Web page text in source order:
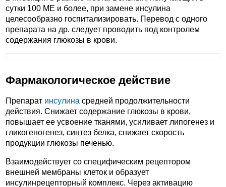
сутки 100 МЕ и более, при замене инсулина
целесообразно госпитализировать. Перевод с одного
препарата на др. следует проводить под контролем
содержания глюкозы в крови.
Фармакологическое действие
Препарат инсулина средней продолжительности
действия. Снижает содержание глюкозы в крови,
повышает ее усвоение тканями, усиливает липогенез и
гликогеногенез, синтез белка, снижает скорость
продукции глюкозы печенью.
Взаимодействует со специфическим рецептором
внешней мембраны клеток и образует
инсулинрецепторный комплекс. Через активацию